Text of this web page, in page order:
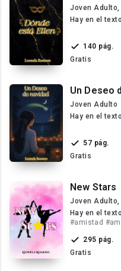
Joven
Hay en el
140 pág.
Gratis
Un Deseo
Joven Adulto
Hay en el
57 pág.
Gratis
New Stars
Joven
Hay en el
#amistad
295 pág.
Gratis